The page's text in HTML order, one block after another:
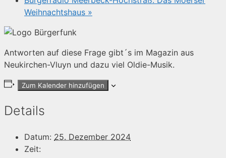
Weihnachtshaus »
Antworten auf diese Frage gibt´s im Magazin aus
Neukirchen-Vluyn und dazu viel Oldie-Musik.
Zum Kalender hinzufügen
Details
Datum: 25. Dezember 2024
Zeit: